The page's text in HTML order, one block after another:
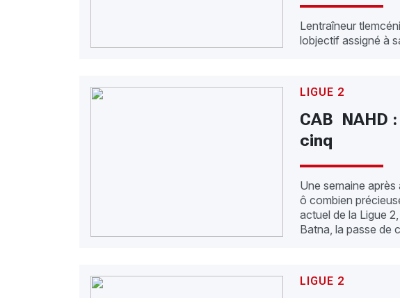
Lentraîneur
lobjectif assigné à
LIGUE 2
CAB 
cinq
Une semaine
ô combien
actuel de la Ligue
Batna, la passe de
LIGUE 2